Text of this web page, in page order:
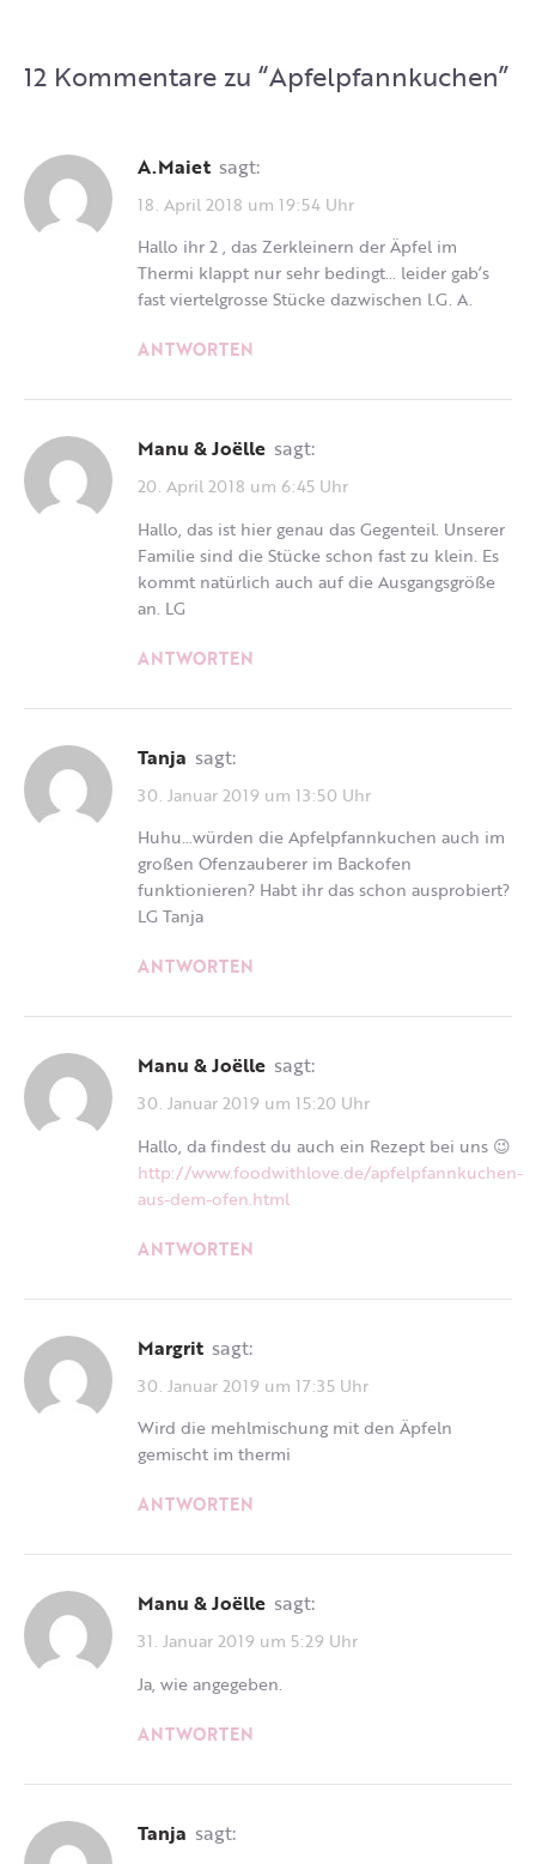
12 Kommentare zu “Apfelpfannkuchen”
A.Maiet sagt:
18. April 2018 um 19:54 Uhr
Hallo ihr 2 , das Zerkleinern der Äpfel im
Thermi klappt nur sehr bedingt… leider gab’s
fast viertelgrosse Stücke dazwischen l.G. A.
ANTWORTEN
Manu & Joëlle sagt:
20. April 2018 um 6:45 Uhr
Hallo, das ist hier genau das Gegenteil. Unserer
Familie sind die Stücke schon fast zu klein. Es
kommt natürlich auch auf die Ausgangsgröße
an. LG
ANTWORTEN
Tanja sagt:
30. Januar 2019 um 13:50 Uhr
Huhu…würden die Apfelpfannkuchen auch im
großen Ofenzauberer im Backofen
funktionieren? Habt ihr das schon ausprobiert?
LG Tanja
ANTWORTEN
Manu & Joëlle sagt:
30. Januar 2019 um 15:20 Uhr
Hallo, da findest du auch ein Rezept bei uns 😉
http://www.foodwithlove.de/apfelpfannkuchen-
aus-dem-ofen.html
ANTWORTEN
Margrit sagt:
30. Januar 2019 um 17:35 Uhr
Wird die mehlmischung mit den Äpfeln
gemischt im thermi
ANTWORTEN
Manu & Joëlle sagt:
31. Januar 2019 um 5:29 Uhr
Ja, wie angegeben.
ANTWORTEN
Tanja sagt: